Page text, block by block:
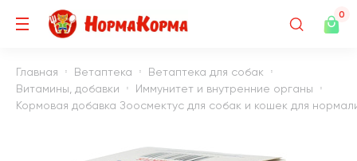
0
Главная Ветаптека
Ветаптека для собак
Витамины, добавки
Иммунитет и внутренние органы
Кормовая добавка Зоосмектус для собак и кошек для